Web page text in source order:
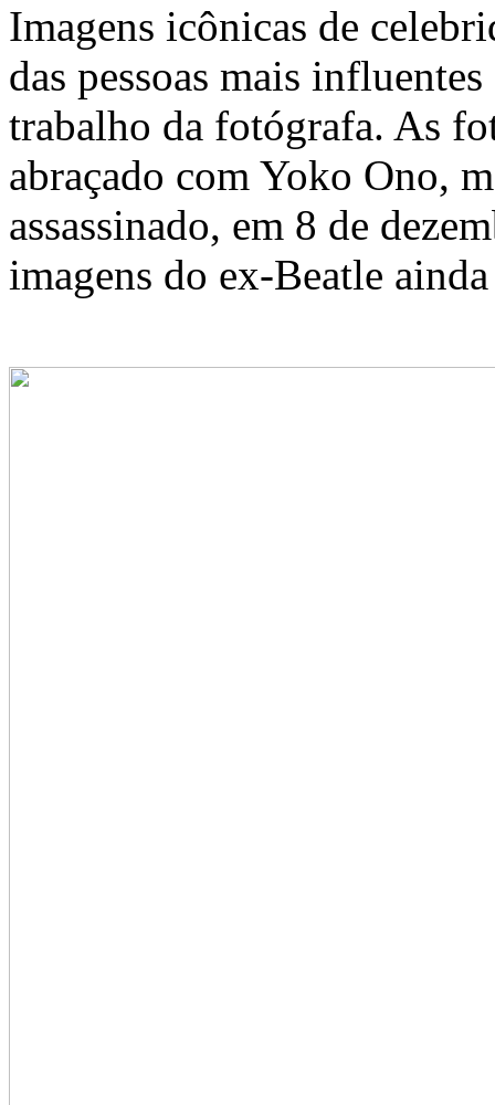
Imagens icônicas de
das pessoas mais
trabalho da fotógrafa. As
abraçado com Yoko Ono,
assassinado, em 8 de
imagens do ex-Beatle